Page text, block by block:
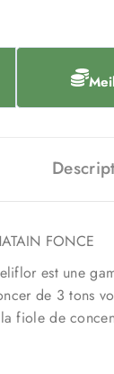
FONCE
est une
de 3 tons
fiole de